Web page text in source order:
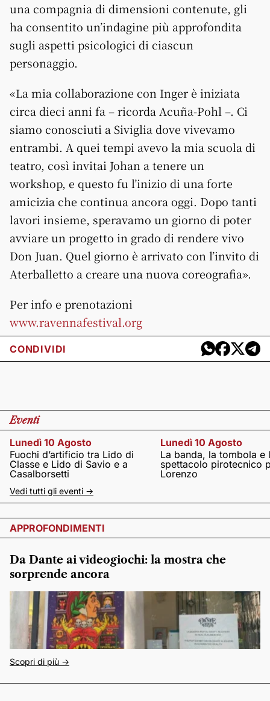
una compagnia di dimensioni contenute, gli
ha consentito un’indagine più approfondita
sugli aspetti psicologici di ciascun
personaggio.
«La mia collaborazione con Inger è iniziata
circa dieci anni fa – ricorda Acuña-Pohl –. Ci
siamo conosciuti a Siviglia dove vivevamo
entrambi. A quei tempi avevo la mia scuola di
teatro, così invitai Johan a tenere un
workshop, e questo fu l’inizio di una forte
amicizia che continua ancora oggi. Dopo tanti
lavori insieme, speravamo un giorno di poter
avviare un progetto in grado di rendere vivo
Don Juan. Quel giorno è arrivato con l’invito di
Aterballetto a creare una nuova coreografia».
Per info e prenotazioni
www.ravennafestival.org
CONDIVIDI
Eventi
Lunedì 10 Agosto
Fuochi d’artificio tra Lido di
Classe e Lido di Savio e a
Casalborsetti
Lunedì 10 Agosto
La banda, la tombola e
spettacolo pirotecnico
Lorenzo
Vedi tutti gli eventi ->
APPROFONDIMENTI
Da Dante ai videogiochi: la mostra che
sorprende ancora
Scopri di più ->